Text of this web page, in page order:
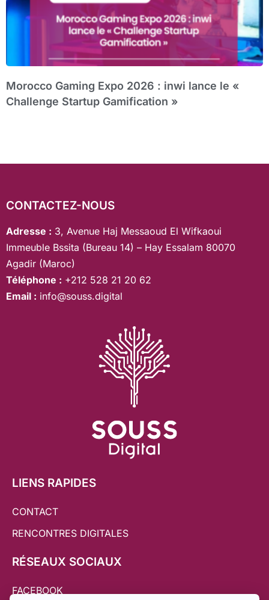
Morocco Gaming Expo 2026 : inwi lance le «
Challenge Startup Gamification »
CONTACTEZ-NOUS
Adresse : 3, Avenue Haj Messaoud El Wifkaoui
Immeuble Bssita (Bureau 14) – Hay Essalam 80070
Agadir (Maroc)
Téléphone : +212 528 21 20 62
Email : info@souss.digital
LIENS RAPIDES
CONTACT
RENCONTRES DIGITALES
RÉSEAUX SOCIAUX
FACEBOOK